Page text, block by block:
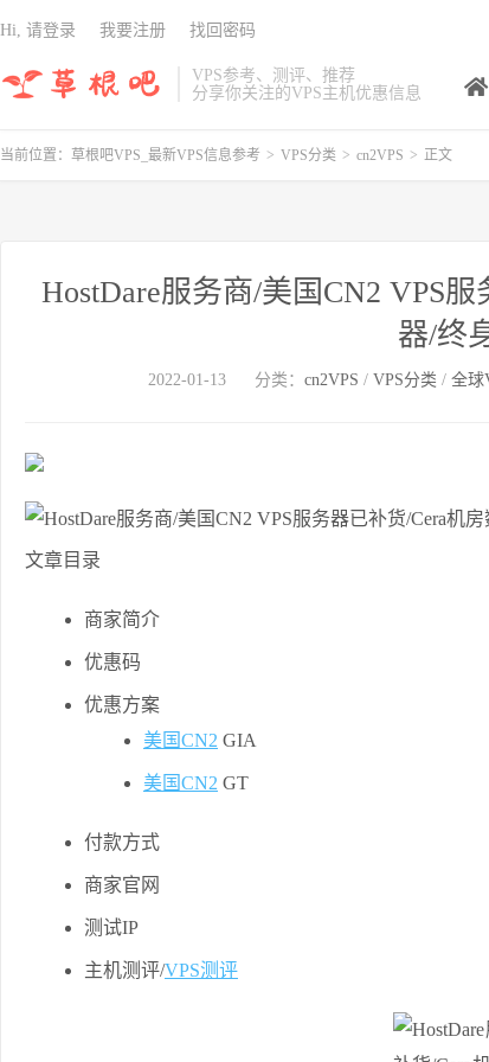
VPS参考、测评、推荐
分享你关注的VPS主机优惠信息
Hi, 请登录 我要注册 找回密码
当前位置： 草根吧VPS_最新VPS信息参考 > VPS分类 > cn2VPS > 正文
HostDare服务商/美国CN2 VPS
器/终
2022-01-13 分类： cn2VPS / VPS分类 / 全球
文章目录
商家简介
优惠码
优惠方案
美国CN2 GIA
美国CN2 GT
付款方式
商家官网
测试IP
主机测评/VPS测评